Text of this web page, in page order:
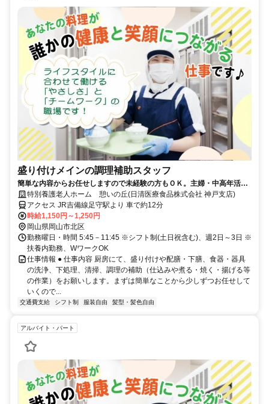
盛り付けメインの調理補助スタッフ
簡単な内容からお任せしますので未経験の方もＯＫ。主婦・中高年活躍
中◆履歴書不要◆
特別養護老人ホーム 憩いの丘(日清医療食品株式会社 神戸支店)
アクセス JR吉備線足守駅より 車で約12分
時給1,150円～1,250円
岡山県岡山市北区
勤務曜日・時間 5:45－11:45 ※シフト制(土日祝含む)、週2日～3日 ※
扶養内勤務、WワークOK
仕事情報 ● 仕事内容 厨房にて、盛り付けや配膳・下膳、食器・器具
の洗浄、下処理、清掃、調理の補助（仕込みや煮る・焼く・揚げる等
の作業）をお願いします。まずは簡単なことから少しずつお任せして
いくので...
交通費支給 シフト制 服装自由 髪型・髪色自由
アルバイト・パート